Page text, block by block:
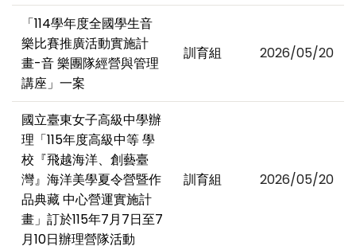
「114學年度全國學生音
樂比賽推廣活動實施計
畫-音 樂團隊經營與管理
講座」一案
訓育組 2026/05/20
國立臺東女子高級中學辦
理「115年度高級中等 學
校『飛越海洋、創藝臺
灣』海洋美學夏令營暨作
品典藏 中心營運實施計
畫」訂於115年7月7日至7
月10日辦理營隊活動
訓育組 2026/05/20